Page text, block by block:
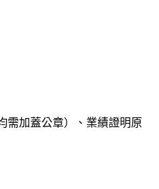
需加蓋公章）、業績證明原